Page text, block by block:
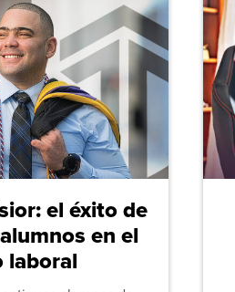
el éxito de
en el
laboral